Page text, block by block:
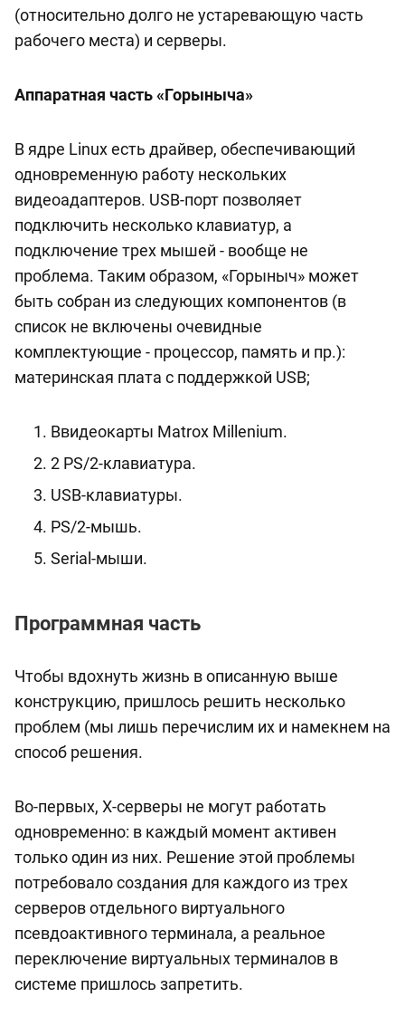
(относительно долго не устаревающую часть
рабочего места) и серверы.
Аппаратная часть «Горыныча»
В ядре Linux есть драйвер, обеспечивающий
одновременную работу нескольких
видеоадаптеров. USB-порт позволяет
подключить несколько клавиатур, а
подключение трех мышей - вообще не
проблема. Таким образом, «Горыныч» может
быть собран из следующих компонентов (в
список не включены очевидные
комплектующие - процессор, память и пр.):
материнская плата с поддержкой USB;
Ввидеокарты Matrox Millenium.
2 PS/2-клавиатура.
USB-клавиатуры.
PS/2-мышь.
Serial-мыши.
Программная часть
Чтобы вдохнуть жизнь в описанную выше
конструкцию, пришлось решить несколько
проблем (мы лишь перечислим их и намекнем на
способ решения.
Во-первых, X-серверы не могут работать
одновременно: в каждый момент активен
только один из них. Решение этой проблемы
потребовало создания для каждого из трех
серверов отдельного виртуального
псевдоактивного терминала, а реальное
переключение виртуальных терминалов в
системе пришлось запретить.